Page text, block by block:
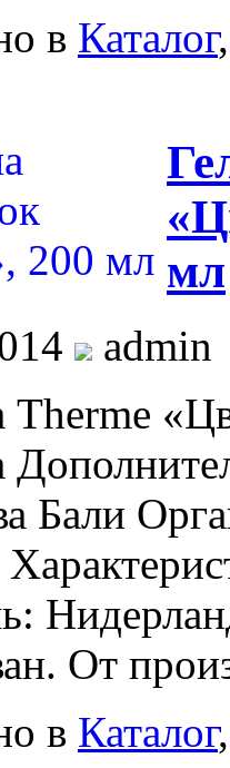
в Каталог
мл
admin
Бали
От
в Каталог